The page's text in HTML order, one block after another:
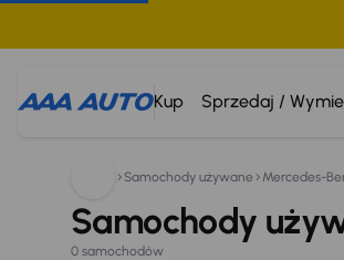
Kup Sprzedaj /
Szukam:
Samochody używane Mercedes-
Samochody
0 samochodów